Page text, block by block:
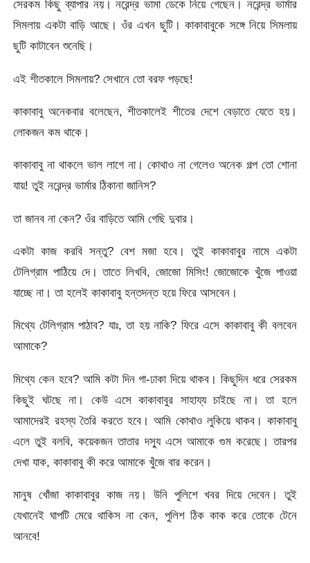
সেরকম কিছু ব্যাপার নয়। নরেন্দ্র ভামা ডেকে নিয়ে গেছেন। নরেন্দ্র ভার্মার
সিমলায় একটা বাড়ি আছে। ওঁর এখন ছুটি। কাকাবাবুকে সঙ্গে নিয়ে সিমলায়
ছুটি কাটাবেন শুনেছি।
এই শীতকালে সিমলায়? সেখানে তো বরফ পড়ছে!
কাকাবাবু অনেকবার বলেছেন, শীতকালেই শীতের দেশে বেড়াতে যেতে হয়।
লোকজন কম থাকে।
কাকাবাবু না থাকলে ভাল লাগে না। কোথাও না গেলেও অনেক গল্প তো শোনা
যায়! তুই নরেন্দ্র ভার্মার ঠিকানা জানিস?
তা জানব না কেন? ওঁর বাড়িতে আমি গেছি দুবার।
একটা কাজ করবি সন্তু? বেশ মজা হবে। তুই কাকাবাবুর নামে একটা
টেলিগ্রাম পাঠিয়ে দে। তাতে লিখবি, জোজো মিসিং! জোজোকে খুঁজে পাওয়া
যাচ্ছে না। তা হলেই কাকাবাবু হন্তদন্ত হয়ে ফিরে আসবেন।
মিথ্যে টেলিগ্রাম পাঠাব? যাঃ, তা হয় নাকি? ফিরে এসে কাকাবাবু কী বলবেন
আমাকে?
মিথ্যে কেন হবে? আমি কটা দিন গা-ঢাকা দিয়ে থাকব। কিছুদিন ধরে সেরকম
কিছুই ঘটছে না। কেউ এসে কাকাবাবুর সাহায্য চাইছে না। তা হলে
আমাদেরই রহস্য তৈরি করতে হবে। আমি কোথাও লুকিয়ে থাকব। কাকাবাবু
এলে তুই বলবি, কয়েকজন তাতার দস্যু এসে আমাকে গুম করেছে। তারপর
দেখা যাক, কাকাবাবু কী করে আমাকে খুঁজে বার করেন।
মানুষ খোঁজা কাকাবাবুর কাজ নয়। উনি পুলিশে খবর দিয়ে দেবেন। তুই
যেখানেই ঘাপটি মেরে থাকিস না কেন, পুলিশ ঠিক কাক করে তোকে টেনে
আনবে!